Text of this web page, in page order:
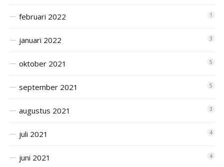
februari 2022 1
januari 2022 3
oktober 2021 5
september 2021 5
augustus 2021 3
juli 2021 4
juni 2021 4